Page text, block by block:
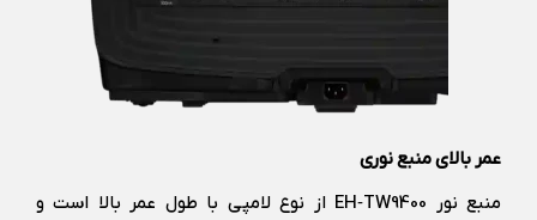
عمر بالای منبع نوری
منبع نور EH‑TW9400 از نوع لامپی با طول عمر بالا است و